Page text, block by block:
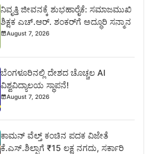
ನಿವೃತ್ತಿ ಜೀವನಕ್ಕೆ ಶುಭಹಾರೈಕೆ: ಸಮಾಜಮುಖಿ
ಶಿಕ್ಷಕ ಎಚ್.ಆರ್. ಶಂಕರ್‌ಗೆ ಅದ್ಧೂರಿ ಸನ್ಮಾನ
August 7, 2026
ಬೆಂಗಳೂರಿನಲ್ಲಿ ದೇಶದ ಚೊಚ್ಚಲ AI
ವಿಶ್ವವಿದ್ಯಾಲಯ ಸ್ಥಾಪನೆ!
August 7, 2026
ಕಾಮನ್ ವೆಲ್ತ್ ಕಂಚಿನ ಪದಕ ವಿಜೇತೆ
ಕೆ.ಎಸ್.ಶಿಲ್ಪಾಗೆ ₹15 ಲಕ್ಷ ನಗದು, ಸರ್ಕಾರಿ